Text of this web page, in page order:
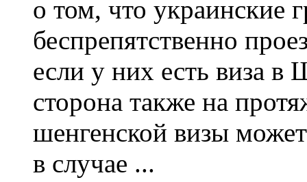
о том, что украинские
беспрепятственно
если у них есть виза в
сторона также на
шенгенской визы
в случае ...